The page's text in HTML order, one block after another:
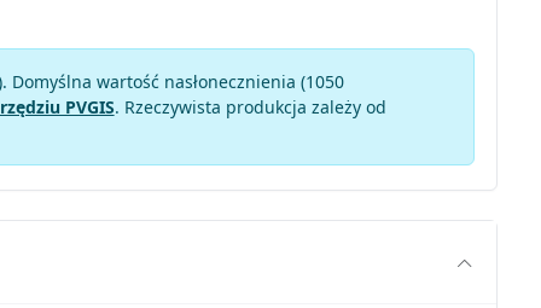
Domyślna wartość nasłonecznienia (1050
PVGIS. Rzeczywista produkcja zależy od